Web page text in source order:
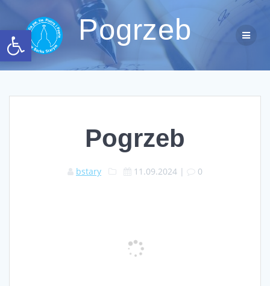
Przejdź
treści
Pogrzeb
Pogrzeb
bstary 11.09.2024 | 0
Otwórz pasek narzędzi